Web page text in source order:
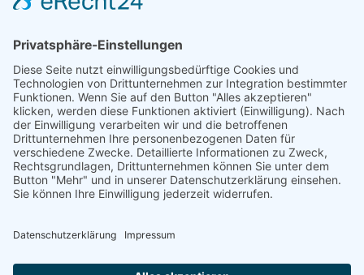
oder Therapieanweisungen zu verstehen. Wir
oder indirekt aus der Verwendung unserer Angaben
entstehen.
Bei Verdacht auf Erkrankungen konsultieren Sie
bitte Ihren Arzt, Heilpraktiker oder Apotheker.
Dagmar & Bruno
fitfor120-Lifestyle-Coaches
Autoren, Speaker
Entrepreneure, Networker
Fitfor120 auf Facebook
Facebookgruppe „Stoffwechselkur